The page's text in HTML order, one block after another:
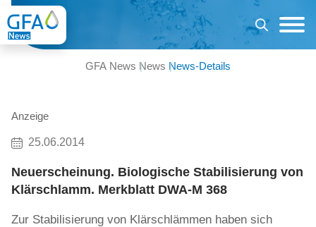
GFA News News News-Details
Anzeige
25.06.2014
Neuerscheinung. Biologische Stabilisierung von
Klärschlamm. Merkblatt DWA-M 368
Zur Stabilisierung von Klärschlämmen haben sich